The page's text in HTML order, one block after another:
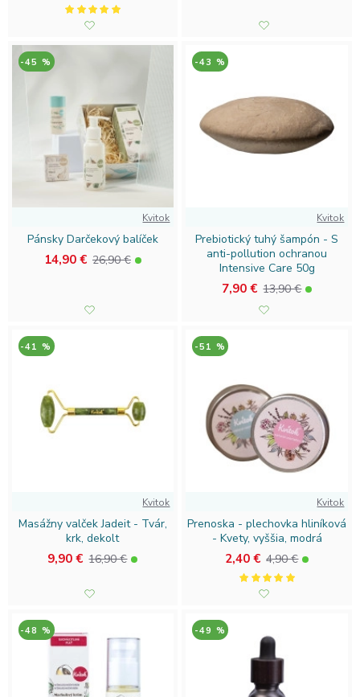
-45 %
Kvitok
Pánsky Darčekový balíček
14,90 € 26,90 €
-43 %
Kvitok
Prebiotický tuhý šampón - S
anti-pollution ochranou
Intensive Care 50g
7,90 € 13,90 €
-41 %
Kvitok
Masážny valček Jadeit - Tvár,
krk, dekolt
9,90 € 16,90 €
-51 %
Kvitok
Prenoska - plechovka hliníková
- Kvety, vyššia, modrá
2,40 € 4,90 €
-48 % -49 %